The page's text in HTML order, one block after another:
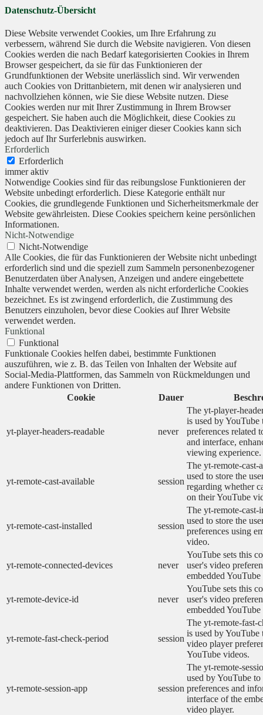
Datenschutz-Übersicht
Diese Website verwendet Cookies, um Ihre Erfahrung zu
verbessern, während Sie durch die Website navigieren. Von diesen
Cookies werden die nach Bedarf kategorisierten Cookies in Ihrem
Browser gespeichert, da sie für das Funktionieren der
Grundfunktionen der Website unerlässlich sind. Wir verwenden
auch Cookies von Drittanbietern, mit denen wir analysieren und
nachvollziehen können, wie Sie diese Website nutzen. Diese
Cookies werden nur mit Ihrer Zustimmung in Ihrem Browser
gespeichert. Sie haben auch die Möglichkeit, diese Cookies zu
deaktivieren. Das Deaktivieren einiger dieser Cookies kann sich
jedoch auf Ihr Surferlebnis auswirken.
Erforderlich
Erforderlich
immer aktiv
Notwendige Cookies sind für das reibungslose Funktionieren der
Website unbedingt erforderlich. Diese Kategorie enthält nur
Cookies, die grundlegende Funktionen und Sicherheitsmerkmale der
Website gewährleisten. Diese Cookies speichern keine persönlichen
Informationen.
Nicht-Notwendige
Nicht-Notwendige
Alle Cookies, die für das Funktionieren der Website nicht unbedingt
erforderlich sind und die speziell zum Sammeln personenbezogener
Benutzerdaten über Analysen, Anzeigen und andere eingebettete
Inhalte verwendet werden, werden als nicht erforderliche Cookies
bezeichnet. Es ist zwingend erforderlich, die Zustimmung des
Benutzers einzuholen, bevor diese Cookies auf Ihrer Website
verwendet werden.
Funktional
Funktional
Funktionale Cookies helfen dabei, bestimmte Funktionen
auszuführen, wie z. B. das Teilen von Inhalten der Website auf
Social-Media-Plattformen, das Sammeln von Rückmeldungen und
andere Funktionen von Dritten.
Cookie
Dauer
yt-player-headers-readable never
The yt-player-
is used by YouTube
preferences related
and interface,
viewing experience.
yt-remote-cast-available session
The yt-remote-cast-
used to store the
regarding whether
on their YouTube
yt-remote-cast-installed session
The yt-remote-cast-
used to store the
preferences using
video.
yt-remote-connected-devices never
YouTube sets this
user's video
embedded
yt-remote-device-id never
YouTube sets this
user's video
embedded
yt-remote-fast-check-period session
The yt-remote-fast-
is used by YouTube
video player
YouTube videos.
yt-remote-session-app session
The yt-remote-
used by YouTube to
preferences and
interface of the
video player.